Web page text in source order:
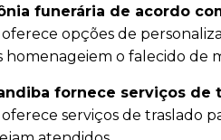
funerária de acordo
opções de
o falecido de
fornece serviços de
serviços de traslado